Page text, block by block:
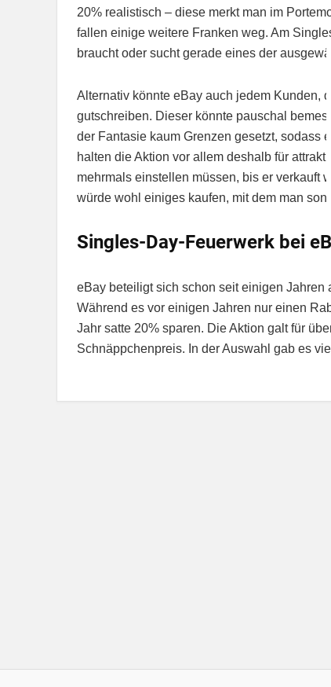
20% realistisch – diese merkt man im
fallen einige weitere Franken weg. Am
braucht oder sucht gerade eines der
Alternativ könnte eBay auch jedem Kunden,
gutschreiben. Dieser könnte pauschal
der Fantasie kaum Grenzen gesetzt, sodass
halten die Aktion vor allem deshalb für
mehrmals einstellen müssen, bis er verkauft
würde wohl einiges kaufen, mit dem man
Singles-Day-Feuerwerk bei
eBay beteiligt sich schon seit einigen Jahren
Während es vor einigen Jahren nur einen
Jahr satte 20% sparen. Die Aktion galt für
Schnäppchenpreis. In der Auswahl gab es